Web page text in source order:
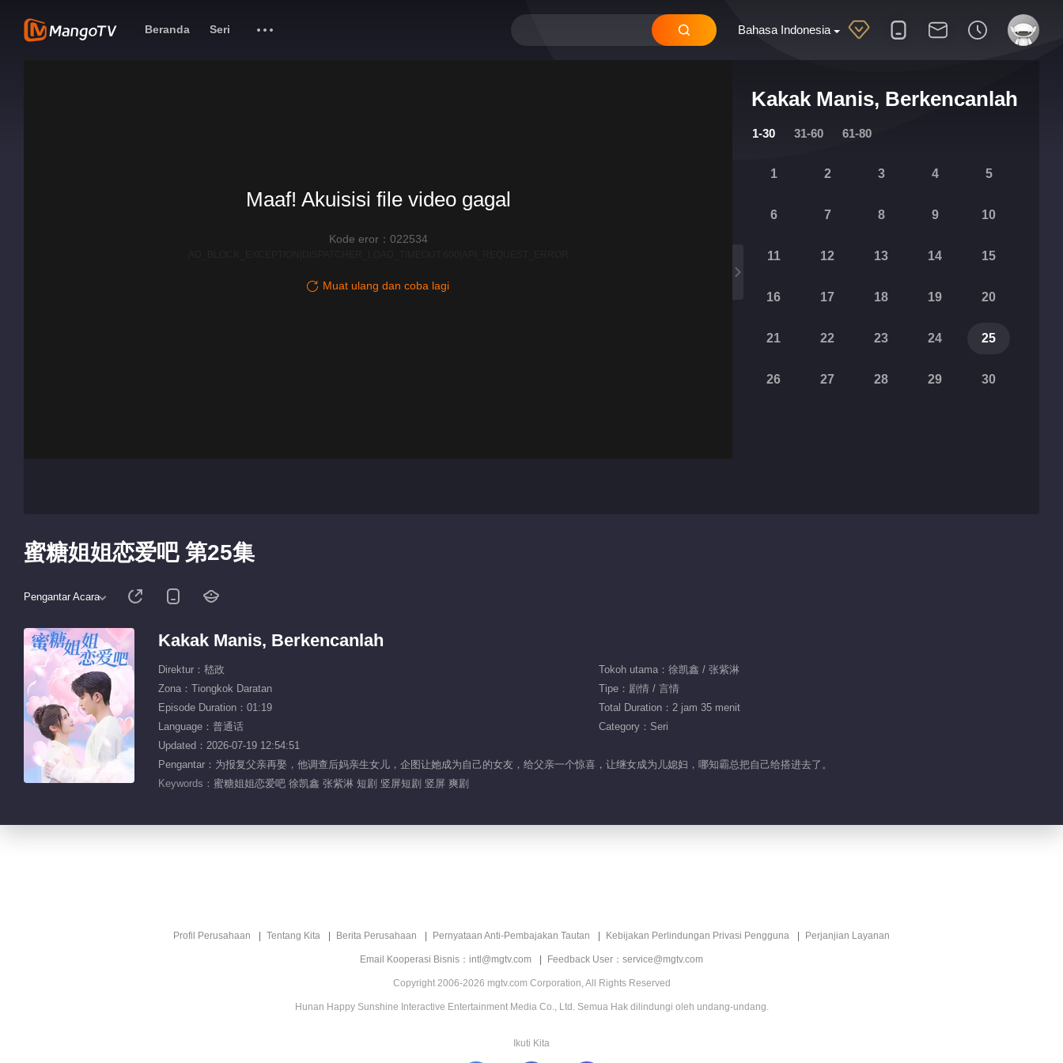
Bahasa Indonesia
Beranda Seri
Kakak Manis, Berkencanlah
1-30 31-60 61-80
1 2 3 4 5
6 7 8 9 10
11 12 13 14 15
16 17 18 19 20
21 22 23 24 25
26 27 28 29 30
Maaf! Akuisisi file video gagal
Kode eror：022534
Muat ulang dan coba lagi
蜜糖姐姐恋爱吧 第25集
Pengantar Acara
Kakak Manis, Berkencanlah
Direktur：嵇政
Tokoh utama：徐凯鑫 / 张紫淋
Zona：Tiongkok Daratan
Tipe：剧情 / 言情
Episode Duration：01:19
Total Duration：2 jam 35 menit
Language：普通话
Category：Seri
Updated：2026-07-19 12:54:51
Pengantar：为报复父亲再娶，他调查后妈亲生女儿，企图让她成为自己的女友，给父亲一个惊喜，让继女成为儿媳妇，哪知霸总把自己给搭进去了。
Keywords： 蜜糖姐姐恋爱吧 徐凯鑫 张紫淋 短剧 竖屏短剧 竖屏 爽剧
Profil Perusahaan Tentang Kita Berita Perusahaan Pernyataan Anti-Pembajakan Tautan Kebijakan Perlindungan Privasi Pengguna Perjanjian Layanan
Email Kooperasi Bisnis：intl@mgtv.com Feedback User：service@mgtv.com
Copyright 2006-2026 mgtv.com Corporation, All Rights Reserved
Hunan Happy Sunshine Interactive Entertainment Media Co., Ltd. Semua Hak dilindungi oleh undang-undang.
Ikuti Kita